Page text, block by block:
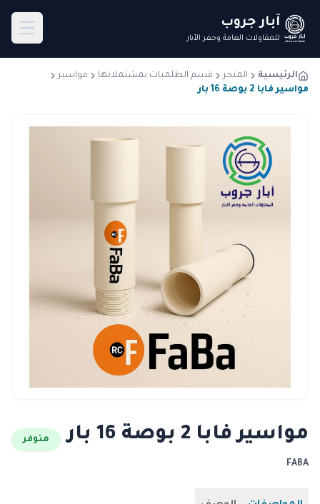
آبار جروب
للمقاولات العامة وحفر الآبار
الرئيسية المتجر قسم الطلمبات بمشتملاتها
مواسير
مواسير فابا 2 بوصة 16 بار
مواسير فابا 2 بوصة 16 بار متوفر
FABA